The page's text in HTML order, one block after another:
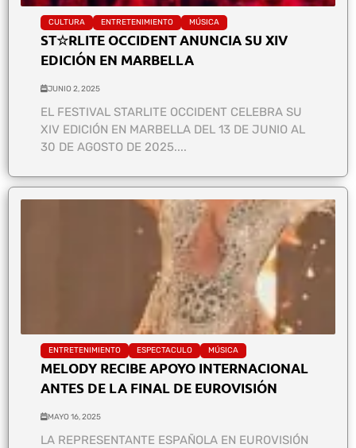
CULTURA ENTRETENIMIENTO MÚSICA
ST☆RLITE OCCIDENT ANUNCIA SU XIV
EDICIÓN EN MARBELLA
JUNIO 2, 2025
EL FESTIVAL STARLITE OCCIDENT CELEBRA SU
XIV EDICIÓN EN MARBELLA DEL 13 DE JUNIO AL
30 DE AGOSTO DE 2025....
ENTRETENIMIENTO ESPECTACULO MÚSICA
MELODY RECIBE APOYO INTERNACIONAL
ANTES DE LA FINAL DE EUROVISIÓN
MAYO 16, 2025
LA REPRESENTANTE ESPAÑOLA EN EUROVISIÓN